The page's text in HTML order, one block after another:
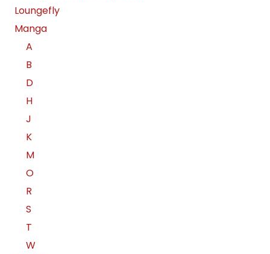
Loungefly
Manga
A
B
D
H
J
K
M
O
R
S
T
W